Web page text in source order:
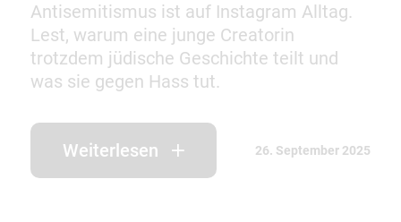
Antisemitismus ist auf Instagram Alltag.
Lest, warum eine junge Creatorin
trotzdem jüdische Geschichte teilt und
was sie gegen Hass tut.
Weiterlesen 26. September 2025